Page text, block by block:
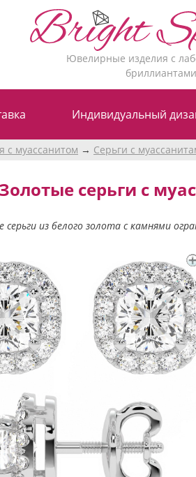
Ювелирные изделия с
бриллиантами
Индивидуальный
с муассанитом Серьги с
Золотые серьги с
серьги из белого золота с камнями